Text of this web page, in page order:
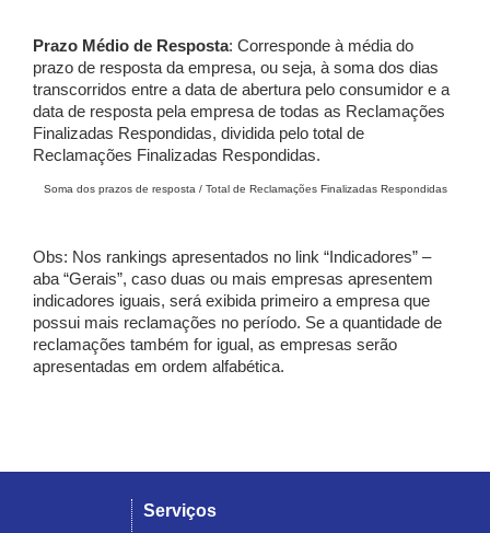
Prazo Médio de Resposta: Corresponde à média do
prazo de resposta da empresa, ou seja, à soma dos dias
transcorridos entre a data de abertura pelo consumidor e a
data de resposta pela empresa de todas as Reclamações
Finalizadas Respondidas, dividida pelo total de
Reclamações Finalizadas Respondidas.
Soma dos prazos de resposta / Total de Reclamações Finalizadas Respondidas
Obs: Nos rankings apresentados no link “Indicadores” –
aba “Gerais”, caso duas ou mais empresas apresentem
indicadores iguais, será exibida primeiro a empresa que
possui mais reclamações no período. Se a quantidade de
reclamações também for igual, as empresas serão
apresentadas em ordem alfabética.
Serviços